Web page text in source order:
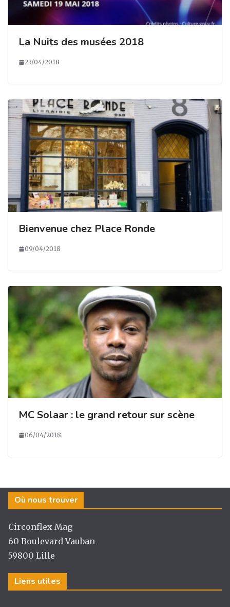
La Nuits des musées 2018
23/04/2018
Bienvenue chez Place Ronde
09/04/2018
MC Solaar : le grand retour sur scène
06/04/2018
Où nous trouver
Circonflex Mag
60 Boulevard Vauban
59800 Lille
Liens utiles